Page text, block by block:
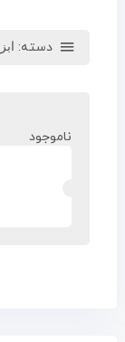
دسته:
ناموجود